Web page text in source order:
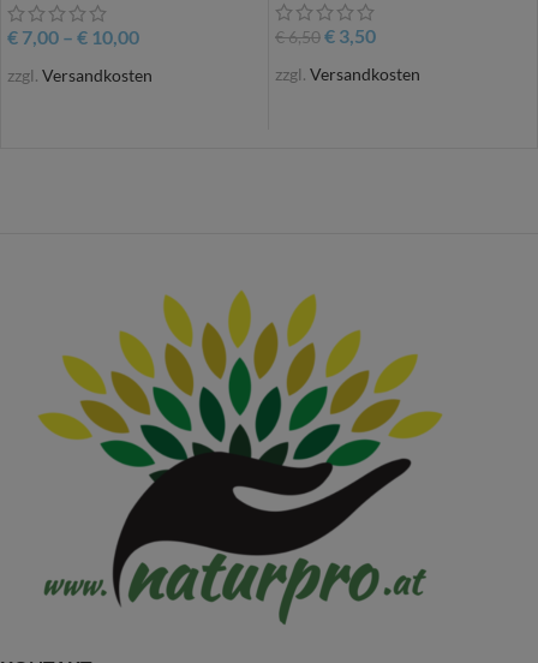
€ 7,00 – € 10,00
zzgl. Versandkosten
€6,50€ 3,50
zzgl. Versandkosten